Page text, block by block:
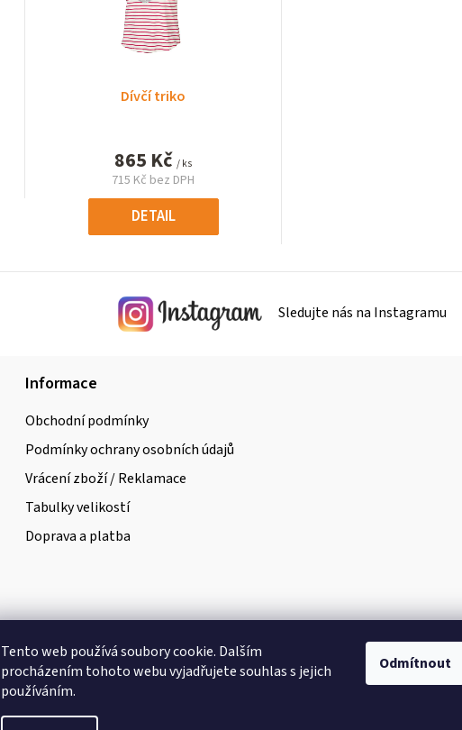
Tento web používá soubory cookie. Dalším
procházením tohoto webu vyjadřujete souhlas s jejich
používáním.
Odmítnout
Dívčí triko
865 Kč / ks
715 Kč bez DPH
Měrná
cena:
DETAIL
Sledujte nás na Instagramu
Informace
Obchodní podmínky
Podmínky ochrany osobních údajů
Vrácení zboží / Reklamace
Tabulky velikostí
Doprava a platba
. Všechna práva vyhrazena.